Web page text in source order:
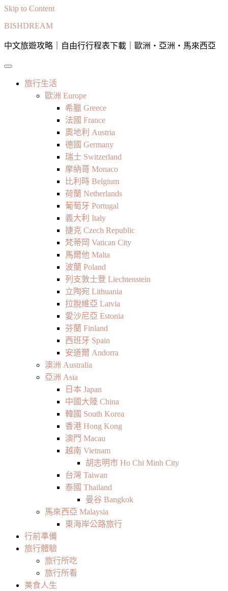
Skip to Content
BISHDREAM
中文旅遊攻略｜自由行行程表下載｜歐洲・亞洲・馬來西亞
旅行生活
歐洲 Europe
希臘 Greece
法國 France
奧地利 Austria
德國 Germany
瑞士 Switzerland
摩納哥 Monaco
比利時 Belgium
荷蘭 Netherlands
葡萄牙 Portugal
義大利 Italy
捷克 Czech Republic
梵蒂岡 Vatican City
馬爾他 Malta
波蘭 Poland
列支敦士登 Liechtenstein
立陶宛 Lithuania
拉脫維亞 Latvia
愛沙尼亞 Estonia
芬蘭 Finland
西班牙 Spain
安道爾 Andorra
澳洲 Australia
亞洲 Asia
日本 Japan
中國大陸 China
韓國 South Korea
香港 Hong Kong
澳門 Macau
越南 Vietnam
胡志明市 Ho Chi Minh City
台灣 Taiwan
泰國 Thailand
曼谷 Bangkok
馬來西亞 Malaysia
東海岸公路旅行
行前準備
旅行體驗
旅行所吃
旅行所看
美食人生